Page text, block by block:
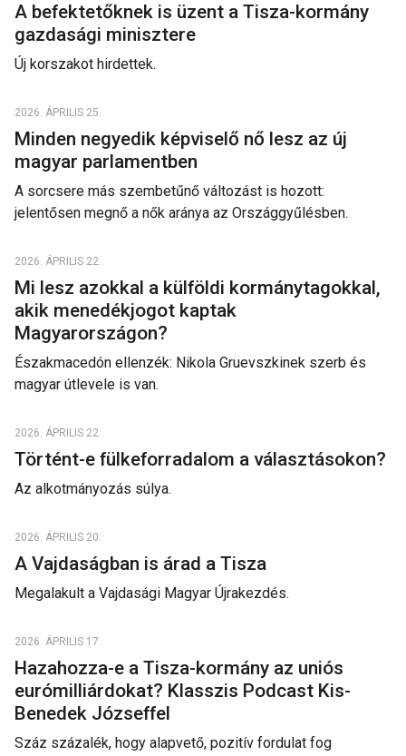
A befektetőknek is üzent a Tisza-kormány
gazdasági minisztere
Új korszakot hirdettek.
2026. ÁPRILIS 25.
Minden negyedik képviselő nő lesz az új
magyar parlamentben
A sorcsere más szembetűnő változást is hozott:
jelentősen megnő a nők aránya az Országgyűlésben.
2026. ÁPRILIS 22.
Mi lesz azokkal a külföldi kormánytagokkal,
akik menedékjogot kaptak
Magyarországon?
Északmacedón ellenzék: Nikola Gruevszkinek szerb és
magyar útlevele is van.
2026. ÁPRILIS 22.
Történt-e fülkeforradalom a választásokon?
Az alkotmányozás súlya.
2026. ÁPRILIS 20.
A Vajdaságban is árad a Tisza
Megalakult a Vajdasági Magyar Újrakezdés.
2026. ÁPRILIS 17.
Hazahozza-e a Tisza-kormány az uniós
eurómilliárdokat? Klasszis Podcast Kis-
Benedek Józseffel
Száz százalék, hogy alapvető, pozitív fordulat fog